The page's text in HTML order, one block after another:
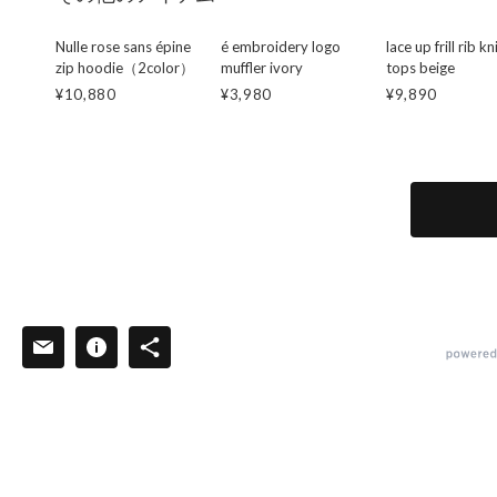
Nulle rose sans épine
zip hoodie（2color）
¥10,880
é embroidery logo
muffler ivory
¥3,980
lace up frill rib
tops beige
¥9,890